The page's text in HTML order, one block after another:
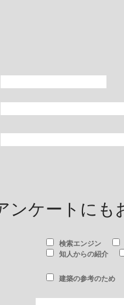
ンケートにも
検索エンジン
知人からの紹介
建築の参考のため